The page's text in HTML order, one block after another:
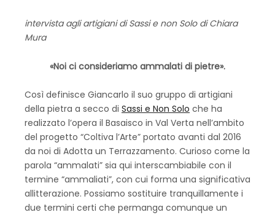
intervista agli artigiani di Sassi e non Solo di Chiara
Mura
«Noi ci consideriamo ammalati di pietre».
Così definisce Giancarlo il suo gruppo di artigiani
della pietra a secco di Sassi e Non Solo che ha
realizzato l’opera il Basaisco in Val Verta nell’ambito
del progetto “Coltiva l’Arte” portato avanti dal 2016
da noi di Adotta un Terrazzamento. Curioso come la
parola “ammalati” sia qui interscambiabile con il
termine “ammaliati”, con cui forma una significativa
allitterazione. Possiamo sostituire tranquillamente i
due termini certi che permanga comunque un